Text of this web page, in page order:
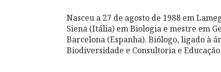
Nasceu a 27 de agosto de 1988 em
Siena (Itália) em Biologia e mestre em
Barcelona (Espanha). Biólogo, ligado à
Biodiversidade e Consultoria e